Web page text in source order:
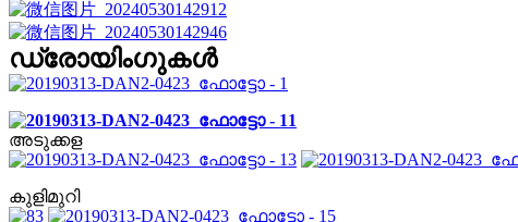
ഡ്രോയിംഗുകൾ
അടുക്കള
കുളിമുറി